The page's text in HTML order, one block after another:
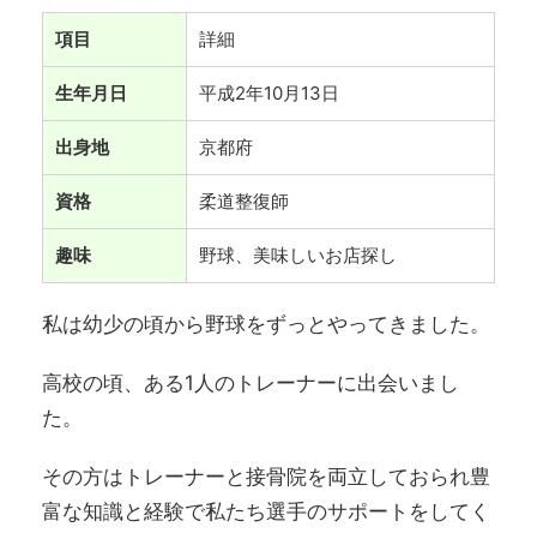
項目 詳細
生年月日 平成2年10月13日
出身地 京都府
資格 柔道整復師
趣味 野球、美味しいお店探し
私は幼少の頃から野球をずっとやってきました。
高校の頃、ある1人のトレーナーに出会いまし
た。
その方はトレーナーと接骨院を両立しておられ豊
富な知識と経験で私たち選手のサポートをしてく